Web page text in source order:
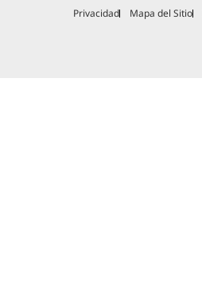
Privacidad
Mapa del Sitio